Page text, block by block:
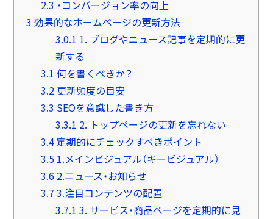
2.3 ・コンバージョン率の向上
3 効果的なホームページの更新方法
3.0.1 1. ブログやニュース記事を定期的に更
新する
3.1 何を書くべきか？
3.2 更新頻度の目安
3.3 SEOを意識した書き方
3.3.1 2. トップページの更新を忘れない
3.4 定期的にチェックすべきポイント
3.5 1.メインビジュアル（キービジュアル）
3.6 2.ニュース・お知らせ
3.7 3.注目コンテンツの配置
3.7.1 3. サービス・商品ページを定期的に見